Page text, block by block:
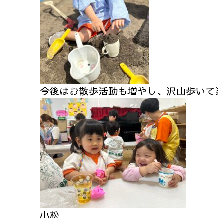
今後はお散歩活動も増やし、沢山歩いて
小松